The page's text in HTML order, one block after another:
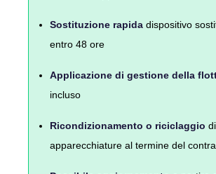
Sostituzione rapida dispositivo
entro 48 ore
Applicazione di gestione della
incluso
Ricondizionamento o riciclaggio di
apparecchiature al termine del